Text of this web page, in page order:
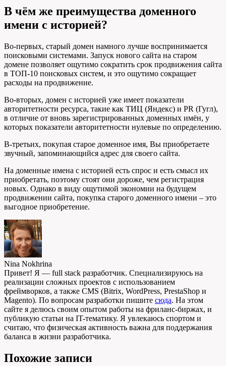
В чём же преимущества доменного
имени с историей?
Во-первых, старый домен намного лучше воспринимается
поисковыми системами. Запуск нового сайта на старом
домене позволяет ощутимо сократить срок продвижения сайта
в ТОП-10 поисковых систем, и это ощутимо сокращает
расходы на продвижение.
Во-вторых, домен с историей уже имеет показатели
авторитетности ресурса, такие как ТИЦ (Яндекс) и PR (Гугл),
в отличие от вновь зарегистрированных доменных имён, у
которых показатели авторитетности нулевые по определению.
В-третьих, покупая старое доменное имя, Вы приобретаете
звучный, запоминающийся адрес для своего сайта.
На доменные имена с историей есть спрос и есть смысл их
приобретать, поэтому стоят они дороже, чем регистрация
новых. Однако в виду ощутимой экономии на будущем
продвижении сайта, покупка старого доменного имени – это
выгодное приобретение.
Nina Nokhrina
Привет! Я — full stack разработчик. Специализируюсь на
реализации сложных проектов с использованием
фреймворков, а также CMS (Bitrix, WordPress, PrestaShop и
Magento). По вопросам разработки пишите сюда. На этом
сайте я делюсь своим опытом работы на фриланс-биржах, и
публикую статьи на IT-тематику. Я увлекаюсь спортом и
считаю, что физическая активность важна для поддержания
баланса в жизни разработчика.
Похожие записи